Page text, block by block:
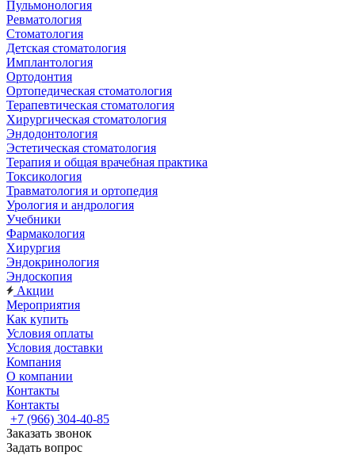
Пульмонология
Ревматология
Стоматология
Детская стоматология
Имплантология
Ортодонтия
Ортопедическая стоматология
Терапевтическая стоматология
Хирургическая стоматология
Эндодонтология
Эстетическая стоматология
Терапия и общая врачебная практика
Токсикология
Травматология и ортопедия
Урология и андрология
Учебники
Фармакология
Хирургия
Эндокринология
Эндоскопия
Акции
Мероприятия
Как купить
Условия оплаты
Условия доставки
Компания
О компании
Контакты
Контакты
+7 (966) 304-40-85
Заказать звонок
Задать вопрос